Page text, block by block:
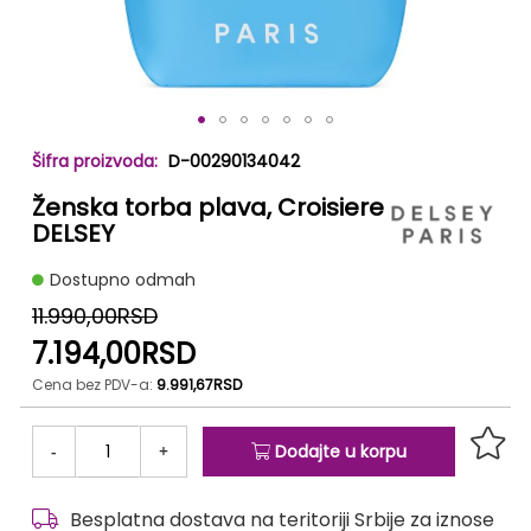
D-00290134042
Ženska torba plava, Croisiere
DELSEY
Dostupno odmah
7.194,00RSD
11.990,00RSD
Cena bez PDV-a: 9.991,67RSD
- + Dodajte u korpu
Besplatna dostava na teritoriji Srbije za iznose
Skip
to
the
beginning
of
images
gallery